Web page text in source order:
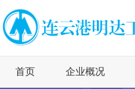
首页 企业概况